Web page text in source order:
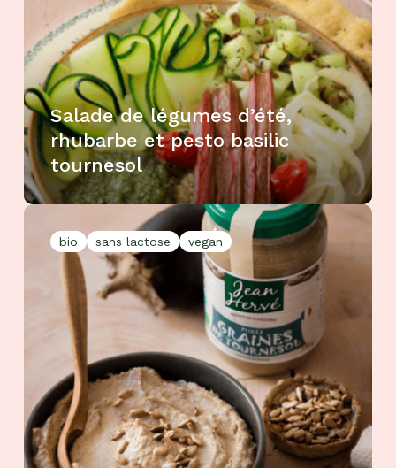
Salade de légumes d’été,
rhubarbe et pesto basilic
tournesol
bio sans lactose vegan